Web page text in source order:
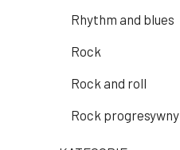
Rhythm and blues
Rock
Rock and roll
Rock progresywny